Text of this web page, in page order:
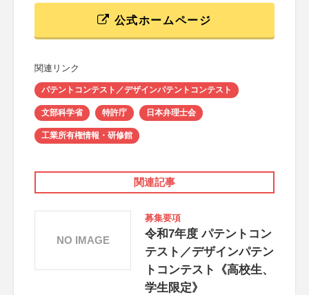
公式ホームページ
関連リンク
パテントコンテスト／デザインパテントコンテスト
文部科学省 特許庁 日本弁理士会
工業所有権情報・研修館
関連記事
募集要項
令和7年度 パテントコン
テスト／デザインパテン
トコンテスト《高校生、
学生限定》
NO IMAGE